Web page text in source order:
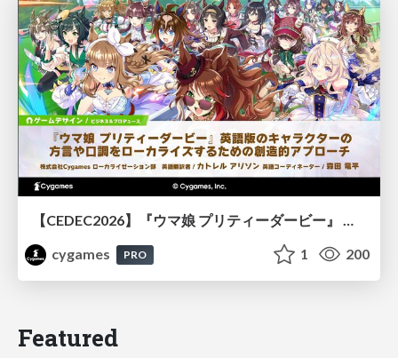
【CEDEC2026】『ウマ娘 プリティーダービー』 英語版のキャラクターの方言や口調をローカライズするための創造的アプローチ
cygames
PRO 1 200
Featured